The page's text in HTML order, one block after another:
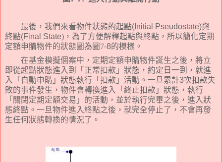
最後，我們來看物件狀態的起點(Initial Pseudostate)與
終點(Final State) ，為了方便解釋起點與終點，所以簡化定期
定額申購物件的狀態圖為圖 7-8的模樣。
在基金模擬個案中，定期定額申購物件誕生之後，將立
即從起點狀態進入到「正常扣款」狀態，約定日一到，就進
入「自動申購」狀態執行「扣款」活動。一旦累計3次扣款失
敗的事件發生，物件會轉換進入「終止扣款」狀態，執行
「關閉定期定額交易」的活動，並於執行完畢之後，進入狀
態終點。一旦物件進入終點之後，就完全停止了，不會再發
生任何狀態轉換的情況了。